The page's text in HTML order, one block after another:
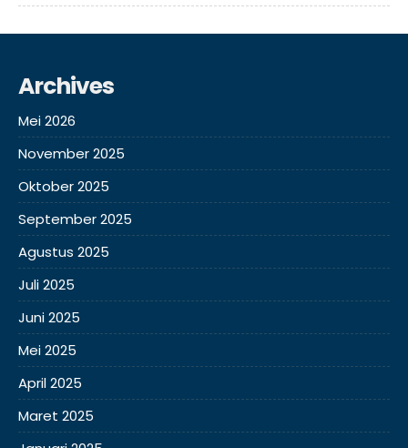
Archives
Mei 2026
November 2025
Oktober 2025
September 2025
Agustus 2025
Juli 2025
Juni 2025
Mei 2025
April 2025
Maret 2025